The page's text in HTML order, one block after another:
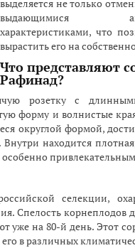
выделяется не только
выдающимися
характеристиками, что
вырастить его на
Что представляют
Рафинад?
розетку с
форму и волнистые
округлой формой,
находится
особенно
селекции,
Спелость корнеплодов
уже на 80-й день. Этот
в различных